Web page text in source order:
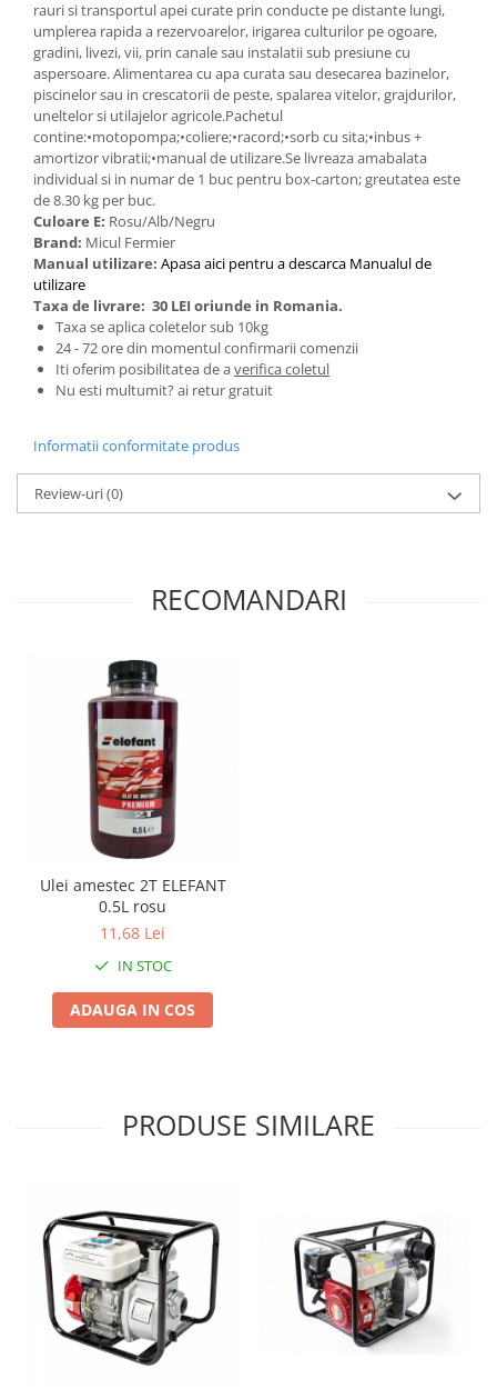
Pentru Casa si Camping
Aragaze, plite, piese butelii de
voiaj
Accesorii aragaze & butelii
Butelii
Gratare
Pirostrii si accesorii pentru gatit
Plite & aragaze
Iluminat & electrice
Prelungitoare & cabluri electrice
Becuri
Coliere plastic
Conectori/doze
Corpuri de iluminat
Lanterne
Lumina de crestere pentru plante
Proiectoare & lampi de lucru
Cantare comerciale
Aparate de spalat cu presiune si
Accesorii aparatele de spalat cu
Aparate de spalat cu presiune
Instalatii sanitare
Articole si accesorii pentru baie
Baterii baie
Baterii bucatarie
Baterii cada
Baterii electrice
Baterii lavoar
Chiuvete bucatarie compozit
Chiuvete inox
incalzire
Aere conditionate
Echipamente pt incalzire
Panouri solare
Paturi electrice cu incalzire
Sobe pe lemne
rauri si transportul apei curate prin conducte pe distante lungi,
umplerea rapida a rezervoarelor, irigarea culturilor pe ogoare,
gradini, livezi, vii, prin canale sau instalatii sub presiune cu
aspersoare. Alimentarea cu apa curata sau desecarea bazinelor,
piscinelor sau in crescatorii de peste, spalarea vitelor, grajdurilor,
uneltelor si utilajelor agricole.Pachetul
contine:•motopompa;•coliere;•racord;•sorb cu sita;•inbus +
amortizor vibratii;•manual de utilizare.Se livreaza amabalata
individual si in numar de 1 buc pentru box-carton; greutatea este
de 8.30 kg per buc.
Culoare E: Rosu/Alb/Negru
Brand: Micul Fermier
Manual utilizare: Apasa aici pentru a descarca Manualul de
utilizare
Taxa de livrare: 30 LEI oriunde in Romania.
Taxa se aplica coletelor sub 10kg
24 - 72 ore din momentul confirmarii comenzii
Iti oferim posibilitatea de averifica coletul
Nu esti multumit? ai retur gratuit
Informatii conformitate produs
Review-uri(0)
RECOMANDARI
Ulei amestec 2T ELEFANT
0.5L rosu
11,68 Lei
IN STOC
ADAUGA IN COS
PRODUSE SIMILARE